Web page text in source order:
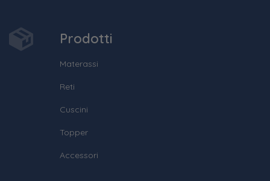
Prodotti
Materassi
Reti
Cuscini
Topper
Accessori